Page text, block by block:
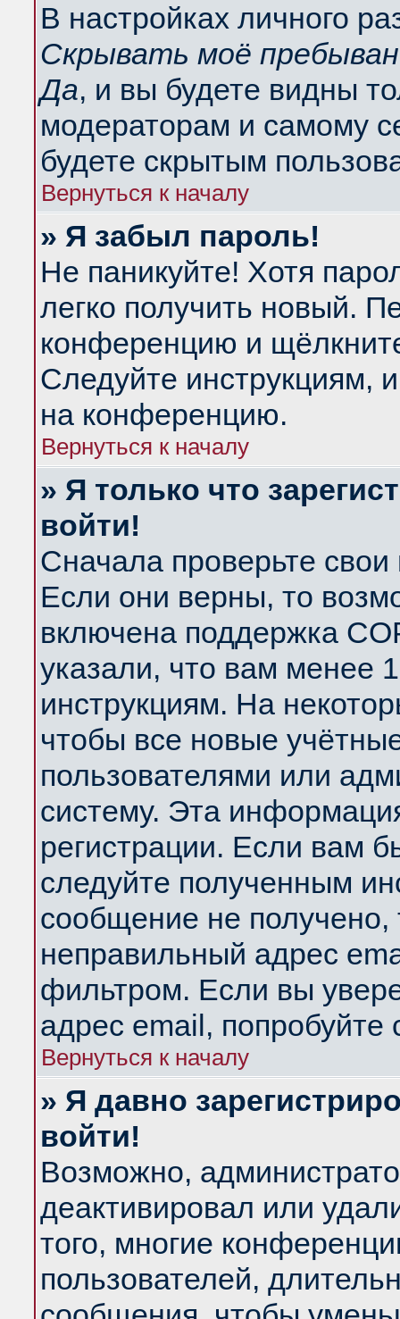
В настройках личного
Скрывать моё
Да, и вы будете видны
модераторам и самому
будете скрытым
Вернуться к началу
» Я забыл пароль!
Не паникуйте! Хотя
легко получить новый.
конференцию и
Следуйте инструкциям,
на конференцию.
Вернуться к началу
» Я только что
войти!
Сначала проверьте
Если они верны, то
включена поддержка
указали, что вам менее
инструкциям. На
чтобы все новые
пользователями или
систему. Эта
регистрации. Если вам
следуйте полученным
сообщение не получено,
неправильный адрес
фильтром. Если вы
адрес email, попробуйте
Вернуться к началу
» Я давно
войти!
Возможно,
деактивировал или
того, многие
пользователей,